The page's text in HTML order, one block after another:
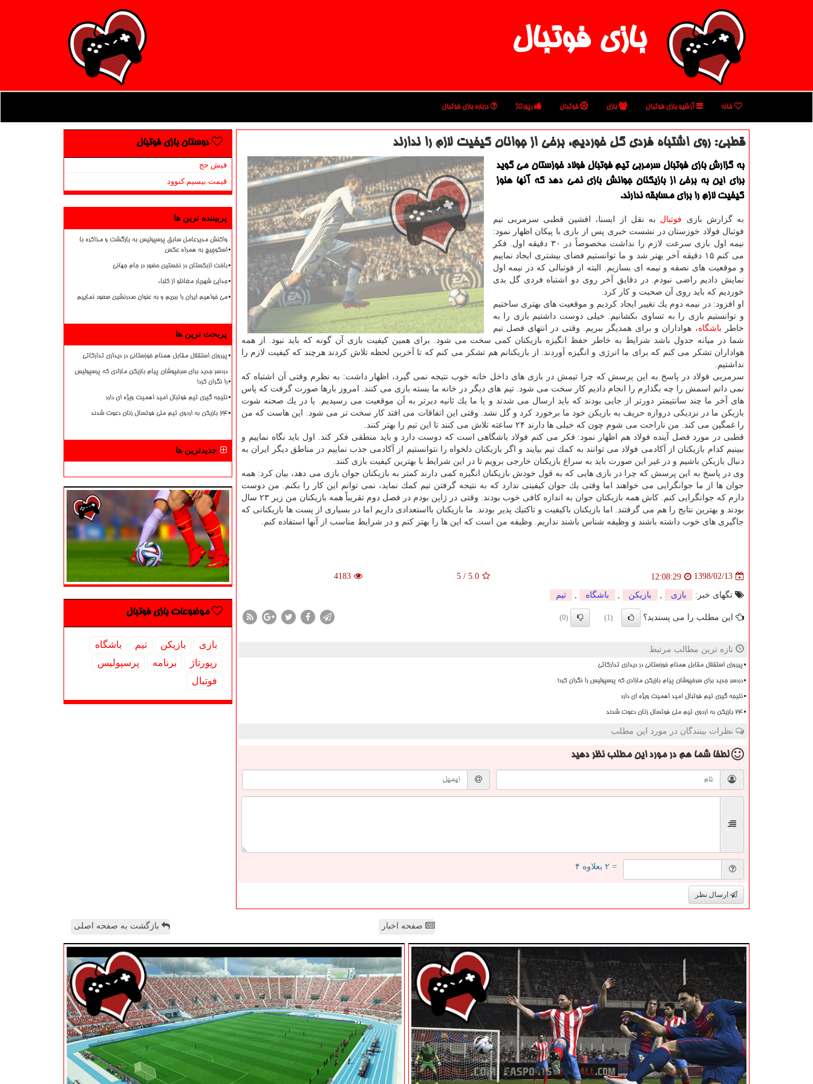
بازی فوتبال
خانه آرشیو بازی فوتبال بازی فوتبال رپورتاژ درباره بازی فوتبال
قطبی: روی اشتباه فردی گل خوردیم، برخی از جوانان كیفیت لازم را ندارند
به گزارش بازی فوتبال سرمربی تیم فوتبال فولاد خوزستان می گوید
برای این به برخی از بازیكنان جوانش بازی نمی دهد كه آنها هنوز
كیفیت لازم را برای مسابقه ندارند.
به گزارش بازی فوتبال به نقل از ایسنا، افشین قطبی سرمربی تیم
فوتبال فولاد خوزستان در نشست خبری پس از بازی با پیكان اظهار نمود:
نیمه اول بازی سرعت لازم را نداشت مخصوصاً در ۳۰ دقیقه اول. فكر
می كنم ۱۵ دقیقه آخر بهتر شد و ما توانستیم فضای بیشتری ایجاد نماییم
و موقعیت های نصفه و نیمه ای بسازیم. البته از فوتبالی كه در نیمه اول
نمایش دادیم راضی نبودم. در دقایق آخر روی دو اشتباه فردی گل بدی
خوردیم كه باید روی آن صحبت و كار كرد.
او افزود: در نیمه دوم یك تغییر ایجاد كردیم و موقعیت های بهتری ساختیم
و توانستیم بازی را به تساوی بكشانیم. خیلی دوست داشتیم بازی را به
خاطر باشگاه، هواداران و برای همدیگر ببریم. وقتی در انتهای فصل تیم
شما در میانه جدول باشد شرایط به خاطر حفظ انگیزه بازیكنان كمی سخت می شود. برای همین كیفیت بازی آن گونه كه باید نبود. از همه
هواداران تشكر می كنم كه برای ما انرژی و انگیزه آوردند. از بازیكنانم هم تشكر می كنم كه تا آخرین لحظه تلاش كردند هرچند كه كیفیت لازم را
نداشتیم.
سرمربی فولاد در پاسخ به این پرسش كه چرا تیمش در بازی های داخل خانه خوب نتیجه نمی گیرد، اظهار داشت: به نظرم وقتی آن اشتباه كه
نمی دانم اسمش را چه بگذارم را انجام دادیم كار سخت می شود. تیم های دیگر در خانه ما بسته بازی می كنند. امروز بارها صورت گرفت كه پاس
های آخر ما چند سانتیمتر دورتر از جایی بودند كه باید ارسال می شدند و یا ما یك ثانیه دیرتر به آن موقعیت می رسیدیم. یا در یك صحنه شوت
بازیكن ما در نزدیكی دروازه حریف به بازیكن خود ما برخورد كرد و گل نشد. وقتی این اتفاقات می افتد كار سخت تر می شود. این هاست كه من
را غمگین می كند. من ناراحت می شوم چون كه خیلی ها دارند ۲۴ ساعته تلاش می كنند تا این تیم را بهتر كنند.
قطبی در مورد فصل آینده فولاد هم اظهار نمود: فكر می كنم فولاد باشگاهی است كه دوست دارد و باید منطقی فكر كند. اول باید نگاه نماییم و
ببینیم كدام بازیكنان از آكادمی فولاد می توانند به كمك تیم بیایند و اگر بازیكنان دلخواه را نتوانستیم از آكادمی جذب نماییم در مناطق دیگر ایران به
دنبال بازیكن باشیم و در غیر این صورت باید به سراغ بازیكنان خارجی برویم تا در این شرایط با بهترین كیفیت بازی كنند.
وی در پاسخ به این پرسش كه چرا در بازی هایی كه به قول خودش بازیكنان انگیزه كمی دارند كمتر به بازیكنان جوان بازی می دهد، بیان كرد: همه
جوان ها از ما جوانگرایی می خواهند اما وقتی یك جوان كیفیتی ندارد كه به نتیجه گرفتن تیم كمك نماید، نمی توانم این كار را بكنم. من دوست
دارم كه جوانگرایی كنم. كاش همه بازیكنان جوان به اندازه كافی خوب بودند. وقتی در ژاپن بودم در فصل دوم تقریباً همه بازیكنان من زیر ۲۳ سال
بودند و بهترین نتایج را هم می گرفتند. اما بازیكنان باكیفیت و تاكتیك پذیر بودند. ما بازیكنان بااستعدادی داریم اما در بسیاری از پست ها بازیكنانی كه
جاگیری های خوب داشته باشند و وظیفه شناس باشند نداریم. وظیفه من است كه این ها را بهتر كنم و در شرایط مناسب از آنها استفاده كنم.
1398/02/13
12:08:29
5.0
/
5
4183
تگهای خبر: بازی بازیكن باشگاه تیم
این مطلب را می پسندید؟ (1)
(0)
تازه ترین مطالب مرتبط
پیروزی استقلال مقابل همنام خوزستانی در دیداری تدارکاتی
دردسر جدید برای سرخپوشان پیام بازیکن مازادی که پرسپولیس را نگران کرد!
نتیجه گیری تیم فوتبال امید اهمیت ویژه ای دارد
۲۴ بازیکن به اردوی تیم ملی فوتسال زنان دعوت شدند
نظرات بینندگان در مورد این مطلب
لطفا شما همدر مورد این مطلب نظر دهید
= ۲ بعلاوه ۴
ارسال نظر
دوستان بازی فوتبال
فیش حج
قیمت بیسیم کنوود
پربیننده ترین ها
واکنش مدیرعامل سابق پرسپولیس به بازگشت و مذاکره با
اسکوچیچ به همراه عکس
باخت ازبکستان در نخستین حضور در جام جهانی
جدایی شهریار مغانلو از کلباء
می خواهیم ایران را ببریم و به عنوان صدرنشین صعود نماییم
پربحث ترین ها
پیروزی استقلال مقابل همنام خوزستانی در دیداری تدارکاتی
دردسر جدید برای سرخپوشان پیام بازیکن مازادی که پرسپولیس
را نگران کرد!
نتیجه گیری تیم فوتبال امید اهمیت ویژه ای دارد
۲۴ بازیکن به اردوی تیم ملی فوتسال زنان دعوت شدند
جدیدترین ها
موضوعات بازی فوتبال
بازی بازیكن تیم
باشگاه
رپورتاژ
برنامه
پرسپولیس
فوتبال
صفحه اخبار بازگشت به صفحه اصلی